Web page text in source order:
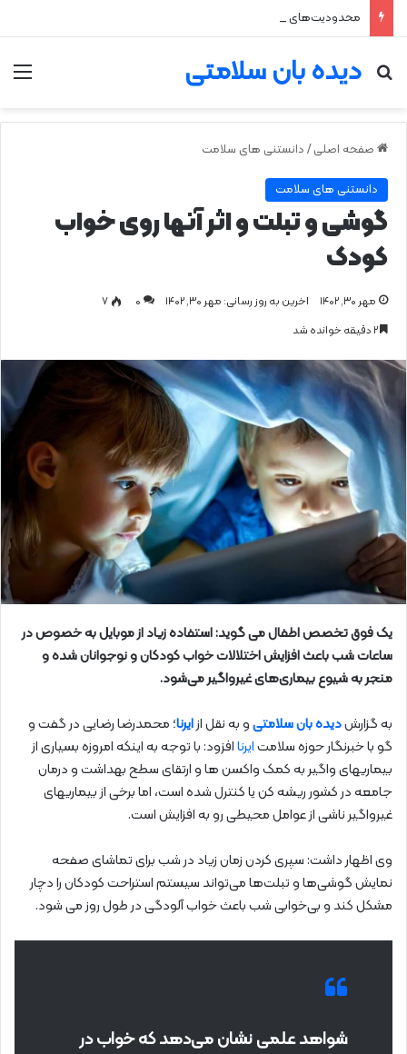
محدودیت‌های مصرف زنجبیل
دیده بان سلامتی
جستجو برای
صفحه اصلی / دانستنی های سلامت
دانستنی های سلامت
گوشی و تبلت و اثر آنها روی خواب
کودک
مهر ۳۰, ۱۴۰۲ اخرین به روز رسانی: مهر ۳۰, ۱۴۰۲ 0
۷
یک فوق تخصص اطفال می گوید: استفاده زیاد از موبایل به خصوص در
ساعات شب باعث افزایش اختلالات خواب کودکان و نوجوانان شده و
منجر به شیوع بیماری‌های غیرواگیر می‌شود.
به گزارشدیده بان سلامتیو به نقل ازایرنا؛ محمدرضا رضایی در گفت و
گو با خبرنگار حوزه سلامتایرناافزود: با توجه به اینکه امروزه بسیاری از
بیماریهای واگیر به کمک واکسن ها و ارتقای سطح بهداشت و درمان
جامعه در کشور ریشه کن یا کنترل شده است، اما برخی از بیماریهای
غیرواگیر ناشی از عوامل محیطی رو به افزایش است.
وی اظهار داشت: سپری کردن زمان زیاد در شب برای تماشای صفحه
نمایش گوشی‌ها و تبلت‌ها می‌تواند سیستم استراحت کودکان را دچار
مشکل کند و بی‌خوابی شب باعث خواب آلودگی در طول روز می شود.
شواهد علمی نشان می‌دهد که خواب در